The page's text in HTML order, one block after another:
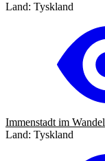
Land: Tyskland
Immenstadt im Wandel
Land: Tyskland